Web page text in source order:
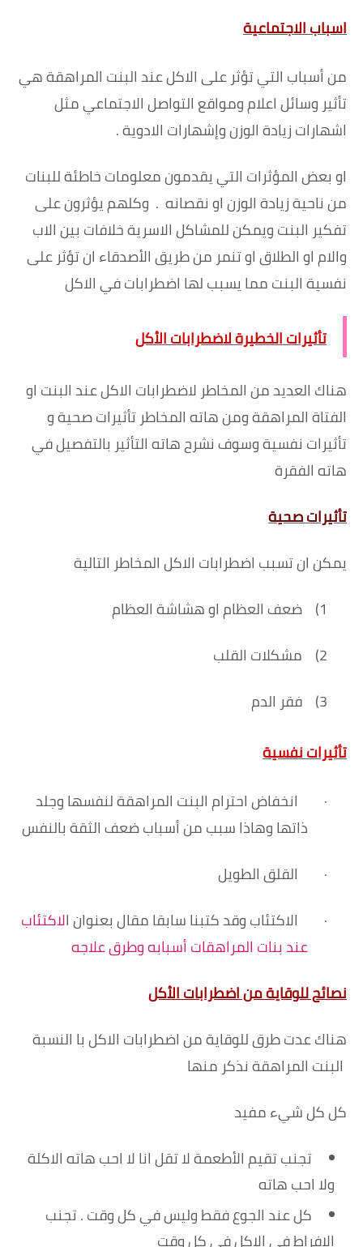
اسباب الاجتماعية
من أسباب التي تؤثر على الاكل عند البنت المراهقة هي
تأثير وسائل اعلام ومواقع التواصل الاجتماعي مثل
اشهارات زيادة الوزن وإشهارات الادوية .
او بعض المؤثرات التي يقدمون معلومات خاطئة للبنات
من ناحية زيادة الوزن او نقصانه . وكلهم يؤثرون على
تفكير البنت ويمكن للمشاكل الاسرية خلافات بين الاب
والام او الطلاق او تنمر من طريق الأصدقاء ان تؤثر على
نفسية البنت مما يسبب لها اضطرابات في الاكل
تأثيرات الخطيرة لاضطرابات الأكل
هناك العديد من المخاطر لاضطرابات الاكل عند البنت او
الفتاة المراهقة ومن هاته المخاطر تأثيرات صحية و
تأثيرات نفسية وسوف نشرح هاته التأثير بالتفصيل في
هاته الفقرة
تأثيرات صحية
يمكن ان تسبب اضطرابات الاكل المخاطر التالية
1)
ضعف العظام او هشاشة العظام
2)
مشكلات القلب
3)
فقر الدم
تأثيرات نفسية
·
انخفاض احترام البنت المراهقة لنفسها وجلد
ذاتها وهاذا سبب من أسباب ضعف الثقة بالنفس
·
القلق الطويل
·
الاكتئاب وقد كتبنا سابقا مقال بعنوان الاكتئاب
عند بنات المراهقات أسبابه وطرق علاجه
نصائح للوقاية من اضطرابات الأكل
هناك عدت طرق للوقاية من اضطرابات الاكل با النسبة
البنت المراهقة نذكر منها
كل كل شيء مفيد
تجنب تقيم الأطعمة لا تقل انا لا احب هاته الاكلة
ولا احب هاته
كل عند الجوع فقط وليس في كل وقت . تجنب
الافراط في الاكل في كل وقت